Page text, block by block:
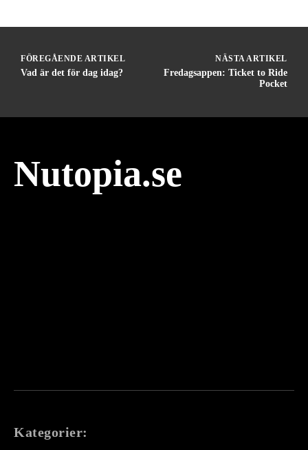
FÖREGÅENDE ARTIKEL
Vad är det för dag idag?
NÄSTA ARTIKEL
Fredagsappen: Ticket to Ride
Pocket
Nutopia.se
Kategorier: